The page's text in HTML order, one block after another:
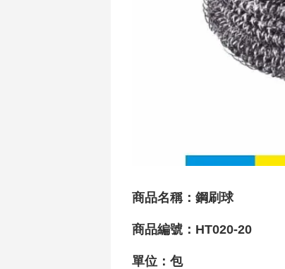
商品名稱：鋼刷球
商品編號：HT020-20
單位：包